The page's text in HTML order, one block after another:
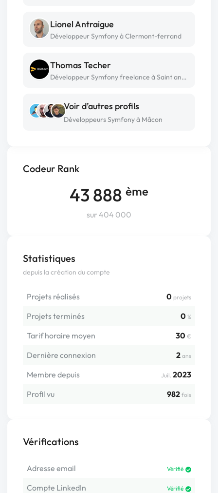
Codeur Rank
43 888 ème
sur 404 000
Statistiques
depuis la création du compte
Projets réalisés 0 projets
Projets terminés 0 %
Tarif horaire moyen 30 €
Dernière connexion 2 ans
Membre depuis Juil. 2023
Profil vu
982 fois
Vérifications
Adresse email Vérifié
Compte LinkedIn Vérifié
Lionel Antraigue
Développeur Symfony à Clermont-ferrand
Thomas Techer
Développeur Symfony freelance à Saint andre
Voir d’autres profils
Développeurs Symfony à Mâcon